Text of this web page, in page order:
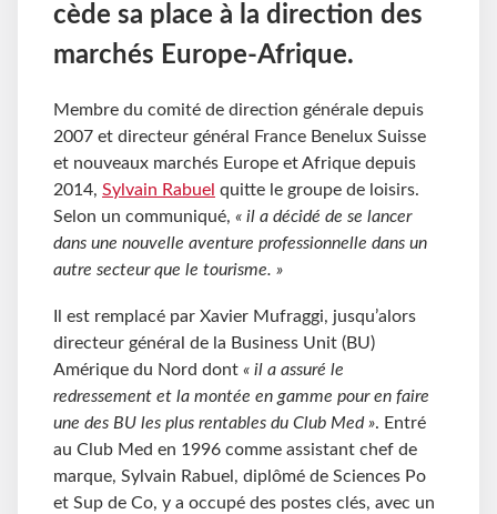
cède sa place à la direction des
marchés Europe-Afrique.
Membre du comité de direction générale depuis
2007 et directeur général France Benelux Suisse
et nouveaux marchés Europe et Afrique depuis
2014, Sylvain Rabuel quitte le groupe de loisirs.
Selon un communiqué, « il a décidé de se lancer
dans une nouvelle aventure professionnelle dans un
autre secteur que le tourisme. »
Il est remplacé par Xavier Mufraggi, jusqu’alors
directeur général de la Business Unit (BU)
Amérique du Nord dont « il a assuré le
redressement et la montée en gamme pour en faire
une des BU les plus rentables du Club Med ». Entré
au Club Med en 1996 comme assistant chef de
marque, Sylvain Rabuel, diplômé de Sciences Po
et Sup de Co, y a occupé des postes clés, avec un